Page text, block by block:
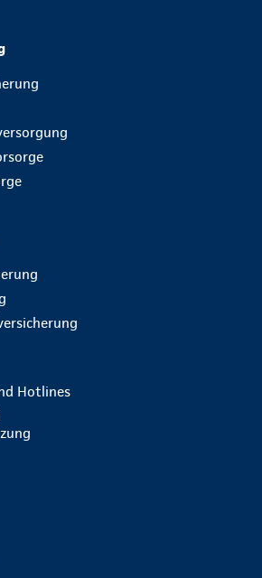
Hotlines